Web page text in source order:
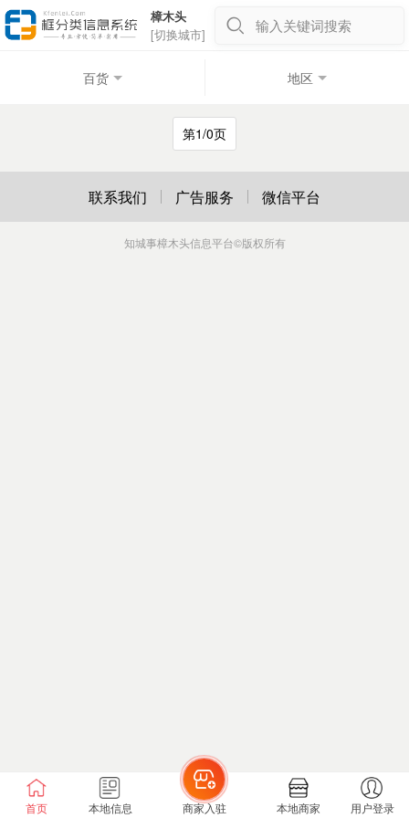
樟木头
[切换城市]
输入关键词搜索
百货 地区
第1/0页
首页 本地信息 商家入驻 本地商家 用户登录
联系我们 广告服务 微信平台
知城事樟木头信息平台©版权所有